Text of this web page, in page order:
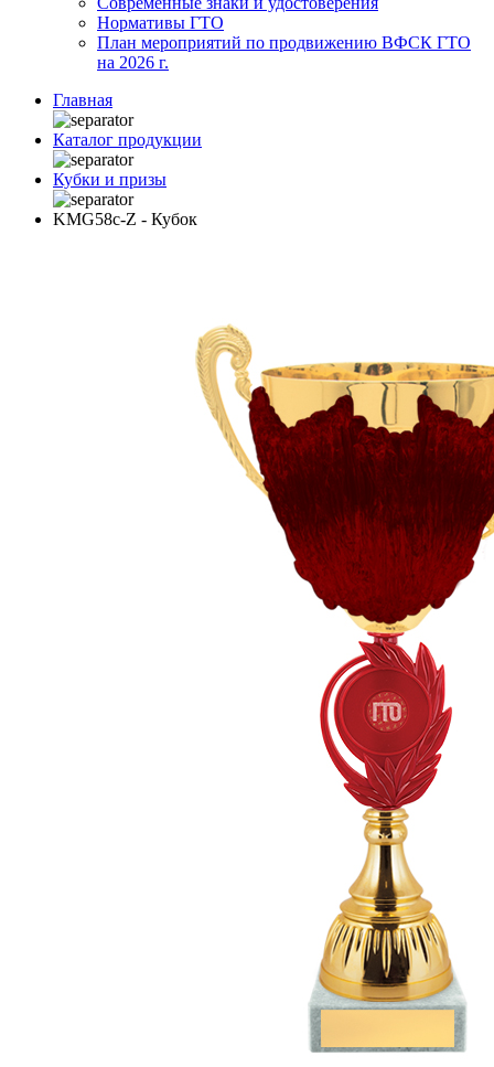
Нормативы ГТО
План мероприятий по продвижению ВФСК ГТО
на 2026 г.
Главная
Каталог продукции
Кубки и призы
KMG58c-Z - Кубок